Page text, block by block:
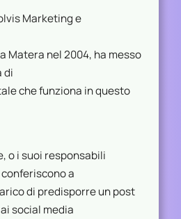
Marketing e
Matera nel 2004, ha messo
di
che funziona in questo
o i suoi responsabili
a
di predisporre un post
social media